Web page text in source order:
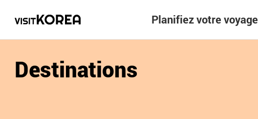
Planifiez votre voyage
Destinations